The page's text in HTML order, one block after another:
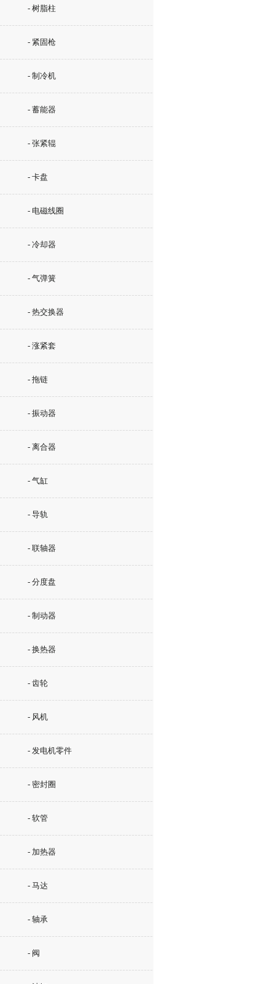
- 树脂柱
- 紧固枪
- 制冷机
- 蓄能器
- 张紧辊
- 卡盘
- 电磁线圈
- 冷却器
- 气弹簧
- 热交换器
- 涨紧套
- 拖链
- 振动器
- 离合器
- 气缸
- 导轨
- 联轴器
- 分度盘
- 制动器
- 换热器
- 齿轮
- 风机
- 发电机零件
- 密封圈
- 软管
- 加热器
- 马达
- 轴承
- 阀